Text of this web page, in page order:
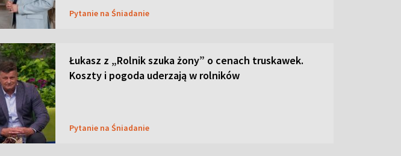
Pytanie na Śniadanie
Łukasz z „Rolnik szuka żony” o cenach truskawek.
Koszty i pogoda uderzają w rolników
Pytanie na Śniadanie